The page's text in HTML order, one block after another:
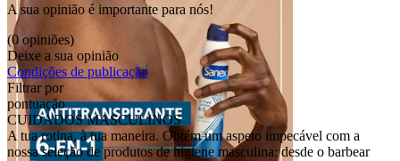
A sua opinião é importante para nós!
(0 opiniões)
Deixe a sua opinião
Condições de publicação
Filtrar por
pontuação
CUIDADOS MASCULINOS
A tua rotina, à tua maneira. Obtém um aspeto impecável com a
nossa seleção de produtos de higiene masculina: desde o barbear